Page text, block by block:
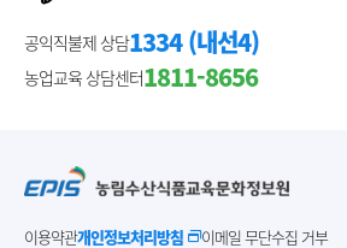
이용약관개인정보처리방침 이메일 무단수집 거부
공익직불제 상담1334 (내선4)
농업교육 상담센터1811-8656